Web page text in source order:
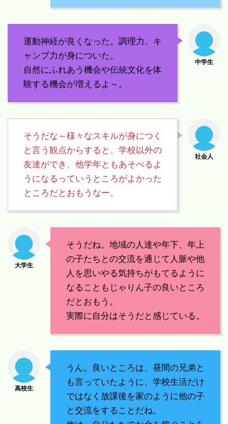
運動神経が良くなった。調理力、キ
ャンプ力が身についた。
自然にふれあう機会や伝統文化を体
験する機会が増えるよ～。
そうだな～様々なスキルが身につく
と言う観点からすると、学校以外の
友達ができ、他学年ともあそべるよ
うになるっていうところがよかった
ところだとおもうなー。
そうだね。地域の人達や年下、年上
の子たちとの交流を通じて人脈や他
人を思いやる気持ちがもてるように
なることもじゃりん子の良いところ
だとおもう。
実際に自分はそうだと感じている。
うん。良いところは、昼間の兄弟と
も言っていたように、学校生活だけ
ではなく放課後を家のように他の子
と交流をすることだね。